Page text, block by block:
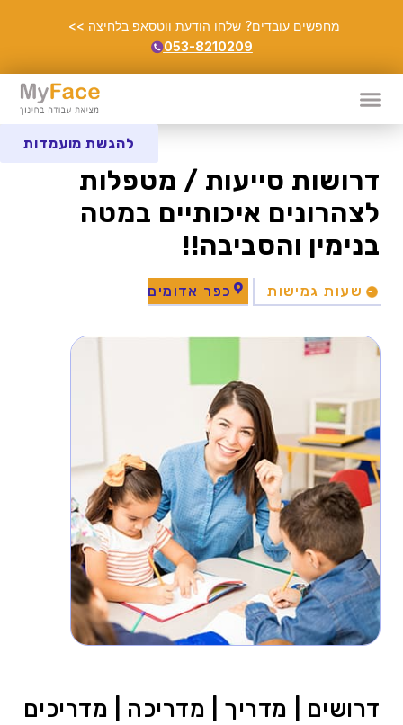
מחפשים עובדים? שלחו הודעת ווטסאפ בלחיצה >>
053-8210209
דרושות סייעות / מטפלות
לצהרונים איכותיים במטה
בנימין והסביבה!!
שעות גמישות כפר אדומים
להגשת מועמדות
דרושים | מדריך | מדריכה | מדריכים